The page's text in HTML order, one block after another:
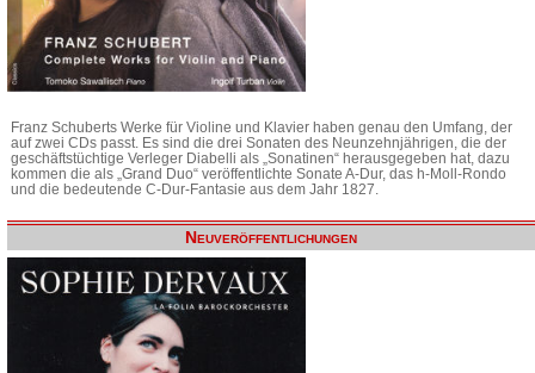
Franz Schuberts Werke für Violine und Klavier haben genau den Umfang, der
auf zwei CDs passt. Es sind die drei Sonaten des Neunzehnjährigen, die der
geschäftstüchtige Verleger Diabelli als „Sonatinen“ herausgegeben hat, dazu
kommen die als „Grand Duo“ veröffentlichte Sonate A-Dur, das h-Moll-Rondo
und die bedeutende C-Dur-Fantasie aus dem Jahr 1827.
Neuveröffentlichungen